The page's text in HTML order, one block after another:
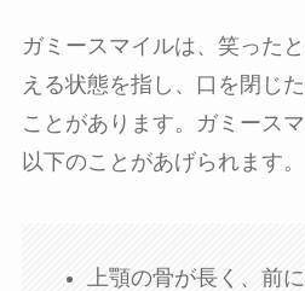
ガミースマイルは、笑った
える状態を指し、口を閉じ
ことがあります。ガミース
以下のことがあげられます。
上顎の骨が長く、前